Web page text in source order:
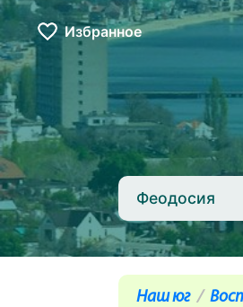
Избранное
Феодосия
Наш юг